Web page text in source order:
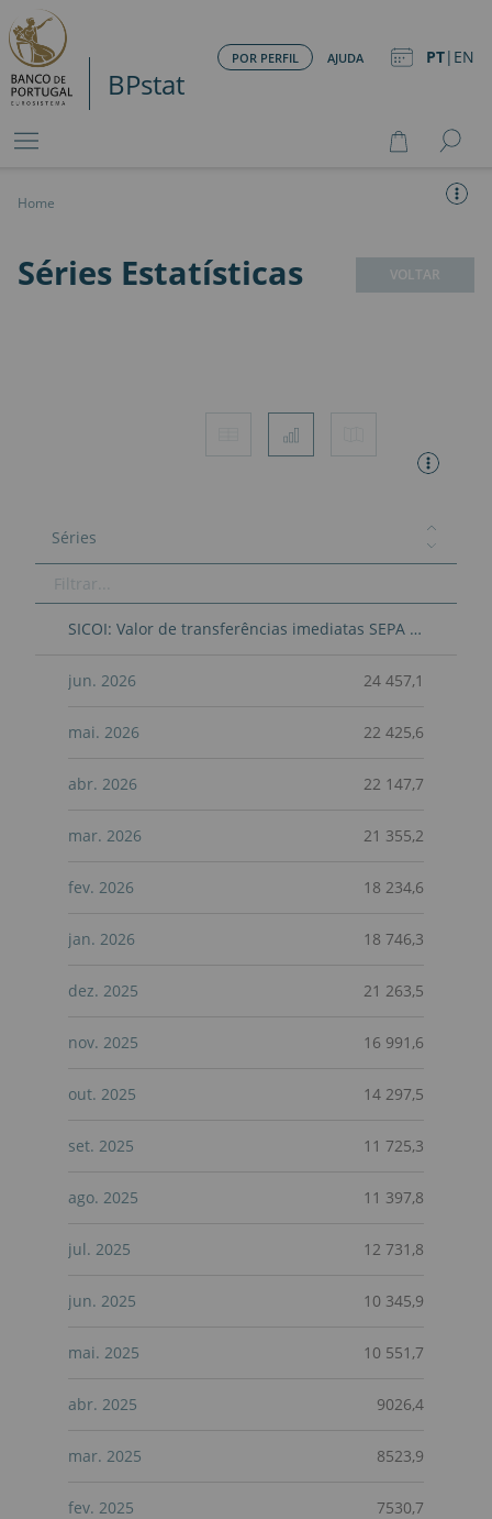
BPstat
PT| EN
POR PERFIL AJUDA
Home
Séries Estatísticas VOLTAR
Séries
SICOI: Valor de transferências imediatas SEPA processadas-Mensal
jun. 2026 24 457,1
mai. 2026 22 425,6
abr. 2026 22 147,7
mar. 2026 21 355,2
fev. 2026 18 234,6
jan. 2026 18 746,3
dez. 2025 21 263,5
nov. 2025 16 991,6
out. 2025 14 297,5
set. 2025 11 725,3
ago. 2025 11 397,8
jul. 2025 12 731,8
jun. 2025 10 345,9
mai. 2025 10 551,7
abr. 2025 9026,4
mar. 2025 8523,9
fev. 2025 7530,7